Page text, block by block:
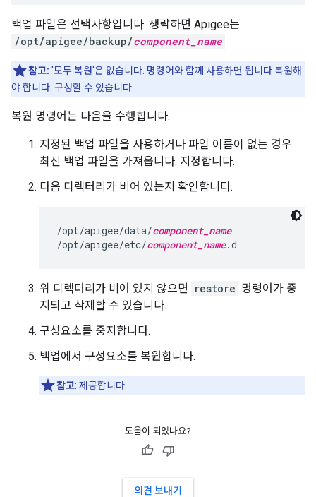
백업 파일은 선택사항입니다. 생략하면 Apigee는
/opt/apigee/backup/component_name
참고: '모두 복원'은 없습니다. 명령어와 함께 사용하면 됩니다 복원해
야 합니다. 구성할 수 있습니다
복원 명령어는 다음을 수행합니다.
지정된 백업 파일을 사용하거나 파일 이름이 없는 경우
최신 백업 파일을 가져옵니다. 지정합니다.
다음 디렉터리가 비어 있는지 확인합니다.
/opt/apigee/data/component_name
/opt/apigee/etc/component_name.d
위 디렉터리가 비어 있지 않으면 restore 명령어가 중
지되고 삭제할 수 있습니다.
구성요소를 중지합니다.
백업에서 구성요소를 복원합니다.
참고: 제공합니다.
도움이 되었나요?
의견 보내기